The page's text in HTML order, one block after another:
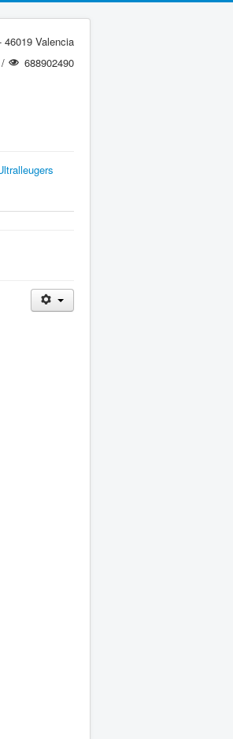
Valencia
/
688902490